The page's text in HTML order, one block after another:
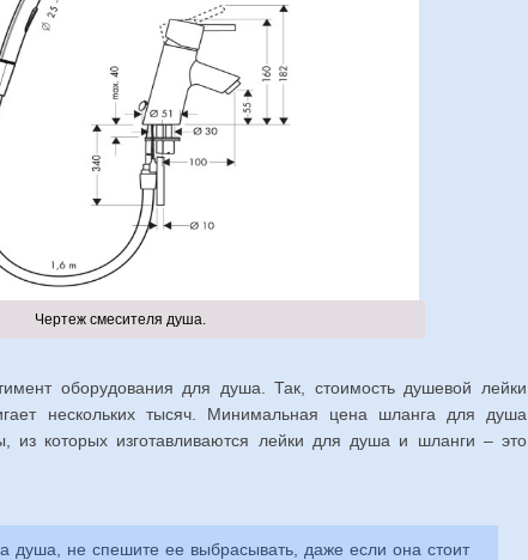
Чертеж смесителя душа.
оборудования для душа. Так, стоимость душевой лейки
нескольких тысяч. Минимальная цена шланга для душа
из которых изготавливаются лейки для душа и шланги – это
душа, не спешите ее выбрасывать, даже если она стоит